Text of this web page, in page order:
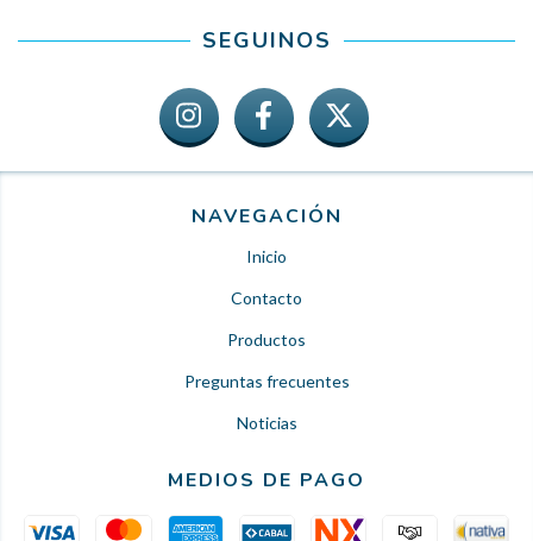
SEGUINOS
NAVEGACIÓN
Inicio
Contacto
Productos
Preguntas frecuentes
Noticias
MEDIOS DE PAGO